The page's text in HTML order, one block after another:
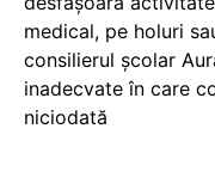
medical, pe holuri
consilierul școlar
inadecvate în care
niciodată